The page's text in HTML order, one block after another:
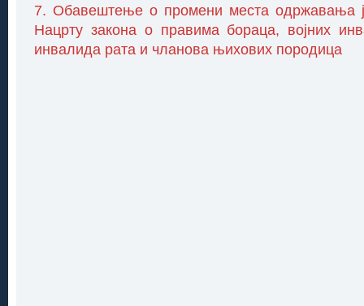
7. Обавештење о промени места одржавања
Нацрту закона о правима бораца, војних
инвалида рата и чланова њихових породица